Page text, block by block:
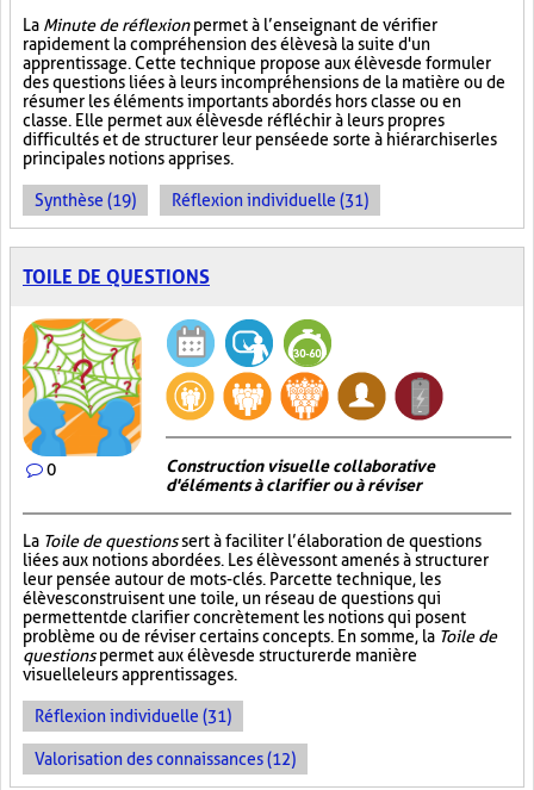
La Minute de réflexionpermet à l’enseignant de vérifier
rapidement la compréhension des élèves à la suite d'un
apprentissage. Cette technique propose aux élèves de formuler
des questions liées à leurs incompréhensions de la matière ou de
résumer les éléments importants abordés hors classe ou en
classe. Elle permet aux élèves de réfléchir à leurs propres
difficultés et de structurer leur pensée de sorte à hiérarchiser les
principales notions apprises.
Synthèse (19) Réflexion individuelle (31)
TOILE DE QUESTIONS
0
Construction visuelle collaborative
d'éléments à clarifier ou à réviser
La Toile de questionssert à faciliter l’élaboration de questions
liées aux notions abordées. Les élèves sont amenés à structurer
leur pensée autour de mots-clés. Par cette technique, les
élèves construisent une toile, un réseau de questions qui
permettent de clarifier concrètement les notions qui posent
problème ou de réviser certains concepts. En somme, la Toile de
questionspermet aux élèves de structurer de manière
visuelle leurs apprentissages.
Réflexion individuelle (31)
Valorisation des connaissances (12)